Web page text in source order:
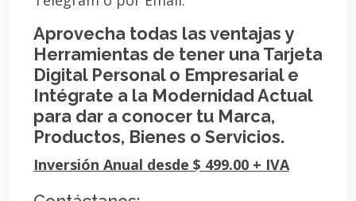
Aprovecha todas las ventajas y
Herramientas de tener una Tarjeta
Digital Personal o Empresarial e
Intégrate a la Modernidad Actual
para dar a conocer tu Marca,
Productos, Bienes o Servicios.
Inversión Anual desde $ 499.00 + IVA